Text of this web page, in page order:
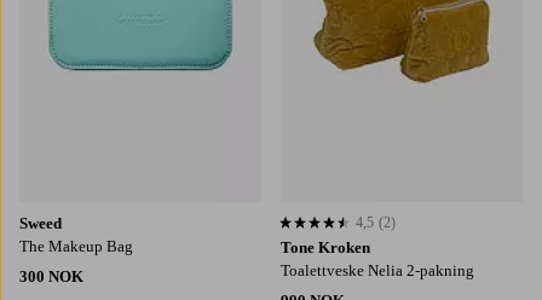
Sweed
The Makeup Bag
300 NOK
Tone Kroken
Toalettveske Nelia 2-pakning
4,5 basert på 2 karaktergivninger
4,5 (2)